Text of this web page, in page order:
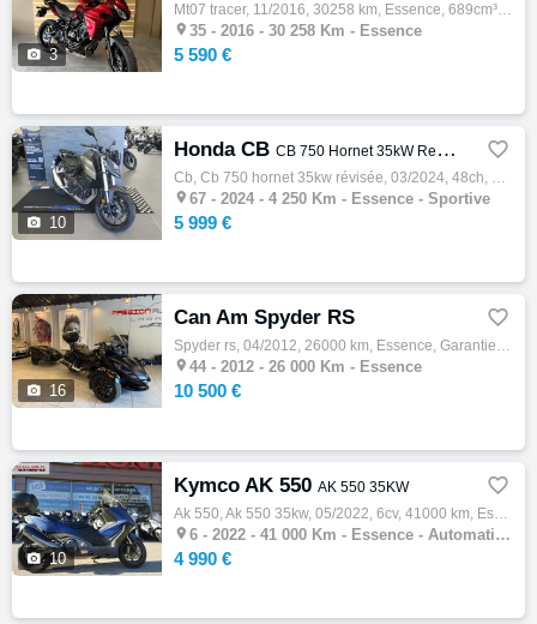
 3
Mt07 tracer, 11/2016, 30258 km, Essence, 689cm³, Couleur rouge, 5590 € Equipements : ABS,Poignées chauffantes,Bulle réglable,Tampons pare c…
 35 - 2016 - 30 258 Km - Essence
5 590 €
 10
Honda CB CB 750 Hornet 35kW Revisee 
Cb, Cb 750 hornet 35kw révisée, 03/2024, 48ch, 8cv, 4250 km, Première main, Essence, 755cm³, Couleur gris, Garantie constructeur, 5999 € Eq…
 67 - 2024 - 4 250 Km - Essence - Sportive
5 999 €
 16
Can Am Spyder RS 
Spyder rs, 04/2012, 26000 km, Essence, Garantie 6 mois, 10500 € Can AM modèle RS 98ch, moteur Rotax 998cc3, boite manuelle + Remorque et to…
 44 - 2012 - 26 000 Km - Essence
10 500 €
 10
Kymco AK 550 AK 550 35KW 
Ak 550, Ak 550 35kw, 05/2022, 6cv, 41000 km, Essence, 550cm³, Couleur bleu, Garantie 3 mois, 4990 €
 6 - 2022 - 41 000 Km - Essence - Automatique - Scooter
4 990 €